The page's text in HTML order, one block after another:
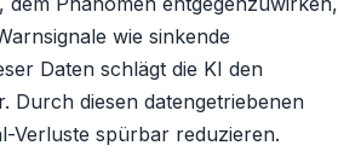
wie sinkende
Daten schlägt die KI den
Durch diesen datengetriebenen
Verluste spürbar reduzieren.